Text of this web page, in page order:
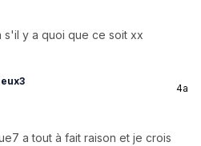
s'il y a quoi que ce soit xx
4a
a tout à fait raison et je crois